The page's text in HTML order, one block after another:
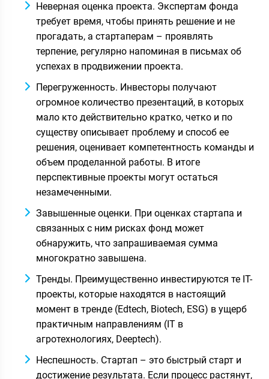
Неверная оценка проекта. Экспертам фонда
требует время, чтобы принять решение и не
прогадать, а стартаперам – проявлять
терпение, регулярно напоминая в письмах об
успехах в продвижении проекта.
Перегруженность. Инвесторы получают
огромное количество презентаций, в которых
мало кто действительно кратко, четко и по
существу описывает проблему и способ ее
решения, оценивает компетентность команды и
объем проделанной работы. В итоге
перспективные проекты могут остаться
незамеченными.
Завышенные оценки. При оценках стартапа и
связанных с ним рисках фонд может
обнаружить, что запрашиваемая сумма
многократно завышена.
Тренды. Преимущественно инвестируются те IT-
проекты, которые находятся в настоящий
момент в тренде (Edtech, Biotech, ESG) в ущерб
практичным направлениям (IT в
агротехнологиях, Deeptech).
Неспешность. Стартап – это быстрый старт и
достижение результата. Если процесс растянут,